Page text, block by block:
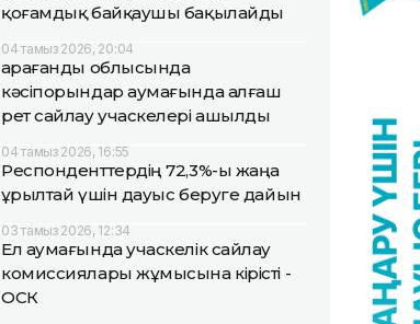
қоғамдық байқаушы бақылайды
04 тамыз 2026, 20:04
Қарағанды облысында
кәсіпорындар аумағында алғаш
рет сайлау учаскелері ашылды
04 тамыз 2026, 16:55
Респонденттердің 72,3%-ы жаңа
Құрылтай үшін дауыс беруге дайын
03 тамыз 2026, 12:34
Ел аумағында учаскелік сайлау
комиссиялары жұмысына кірісті -
ОСК